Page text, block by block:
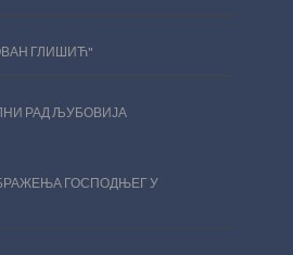
ГЛИШИЋ"
РАД ЉУБОВИЈА
ГОСПОДЊЕГ У